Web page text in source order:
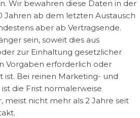
Wir bewahren diese Daten in der
Jahren ab dem letzten Austausch
aber ab Vertragsende.
sein, soweit dies aus
zur Einhaltung gesetzlicher
Vorgaben erforderlich oder
ist. Bei reinen Marketing- und
die Frist normalerweise
meist nicht mehr als 2 Jahre seit